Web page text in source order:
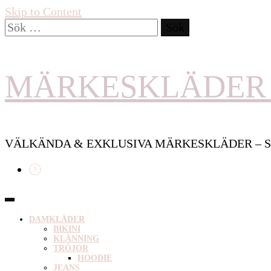
Skip to Content
Sök
efter:
VÄLKÄNDA & EXKLUSIVA MÄRKESKLÄDER –
DAMKLÄDER
BIKINI
KLÄNNING
TRÖJOR
HOODIE
JEANS